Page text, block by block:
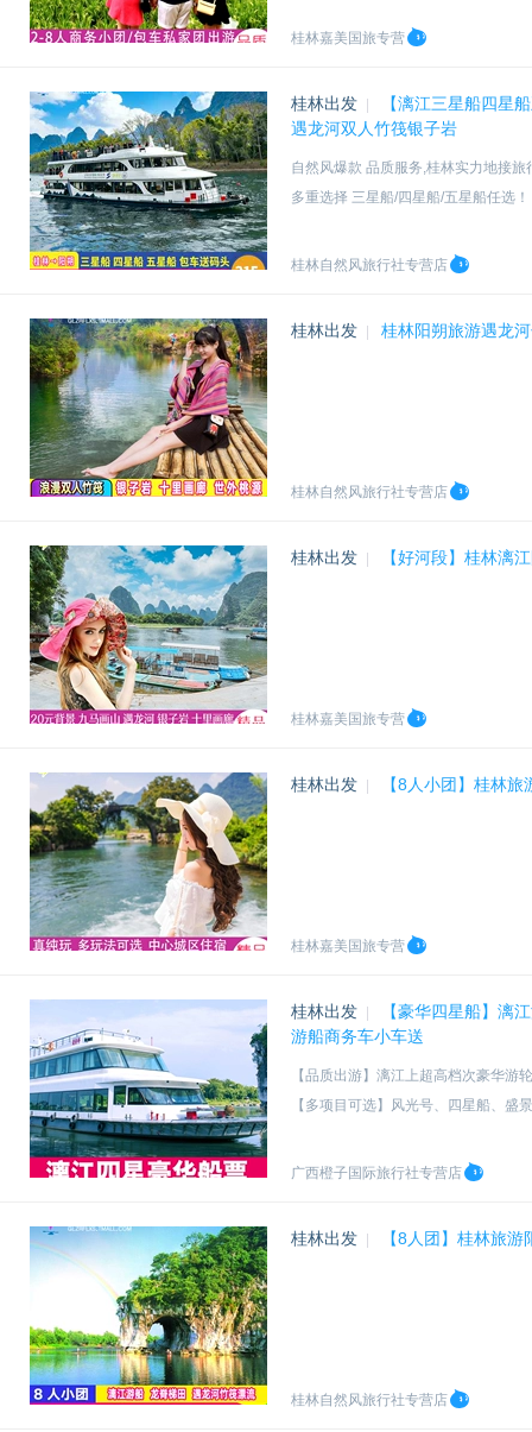
桂林嘉美国旅专营
桂林出发
【漓江三星船四星
遇龙河双人竹筏银子岩
自然风爆款 品质服务,桂林实力地接
多重选择 三星船/四星船/五星船任选！
下午可升级银子岩/遇龙河竹筏漂流
桂林自然风旅行社专营店
桂林出发 桂林阳朔旅游遇龙
桂林自然风旅行社专营店
桂林出发 【好河段】桂林漓
桂林嘉美国旅专营
桂林出发 【8人小团】桂林
桂林嘉美国旅专营
桂林出发
【豪华四星船】漓
游船商务车小车送
【品质出游】漓江上超高档次豪华游
【多项目可选】风光号、四星船、盛
【核心景点】甲天下风光、20元风景
广西橙子国际旅行社专营店
桂林出发 【8人团】桂林旅
桂林自然风旅行社专营店